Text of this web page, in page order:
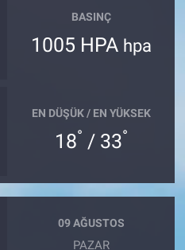
BASINÇ
1005 HPA hpa
EN DÜŞÜK / EN YÜKSEK
18° / 33°
09 AĞUSTOS
PAZAR